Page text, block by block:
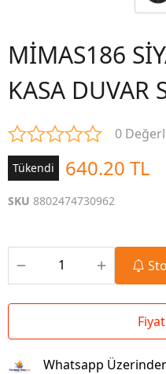
MİMAS186
KASA DUVAR
0
Tükendi 640.20 TL
SKU 8802474730962
Whatsapp